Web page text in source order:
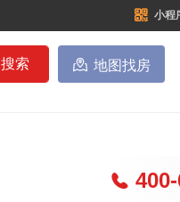
 小程
搜索  地图找房
